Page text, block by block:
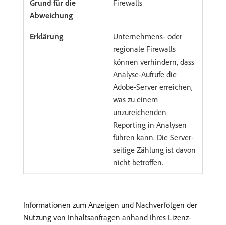
Firewalls
Unternehmens- oder
regionale Firewalls
können verhindern, dass
Analyse-Aufrufe die
Adobe-Server erreichen,
was zu einem
unzureichenden
Reporting in Analysen
führen kann. Die Server-
seitige Zählung ist davon
nicht betroffen.
Informationen zum Anzeigen und Nachverfolgen der
Nutzung von Inhaltsanfragen anhand Ihres Lizenz-